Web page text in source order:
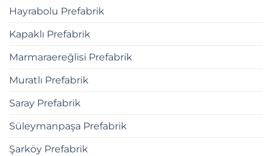
Hayrabolu Prefabrik
Kapaklı Prefabrik
Marmaraereğlisi Prefabrik
Muratlı Prefabrik
Saray Prefabrik
Süleymanpaşa Prefabrik
Şarköy Prefabrik